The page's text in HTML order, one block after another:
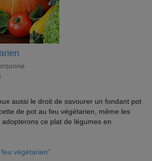
aussi le droit de savourer un fondant pot
de pot au feu végétarien, même les
ce plat de légumes en
végétarien"